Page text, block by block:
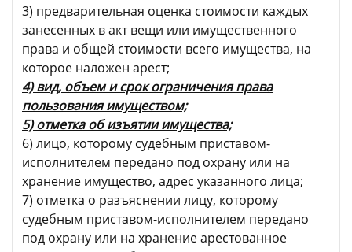
3) предварительная оценка стоимости каждых
занесенных в акт вещи или имущественного
права и общей стоимости всего имущества, на
которое наложен арест;
4) вид, объем и срок ограничения права
пользования имуществом;
5) отметка об изъятии имущества;
6) лицо, которому судебным приставом-
исполнителем передано под охрану или на
хранение имущество, адрес указанного лица;
7) отметка о разъяснении лицу, которому
судебным приставом-исполнителем передано
под охрану или на хранение арестованное